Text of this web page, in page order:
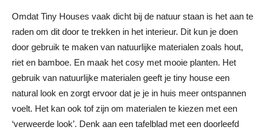
Omdat Tiny Houses vaak dicht bij de natuur staan is het aan te
raden om dit door te trekken in het interieur. Dit kun je doen
door gebruik te maken van natuurlijke materialen zoals hout,
riet en bamboe. En maak het cosy met mooie planten. Het
gebruik van natuurlijke materialen geeft je tiny house een
natural look en zorgt ervoor dat je je in huis meer ontspannen
voelt. Het kan ook tof zijn om materialen te kiezen met een
‘verweerde look’. Denk aan een tafelblad met een doorleefd